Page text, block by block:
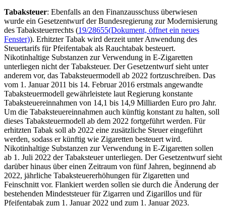
Tabaksteuer: Ebenfalls an den Finanzausschuss überwiesen
wurde ein Gesetzentwurf der Bundesregierung zur Modernisierung
des Tabaksteuerrechts (19/28655(Dokument, öffnet ein neues
Fenster)). Erhitzter Tabak wird derzeit unter Anwendung des
Steuertarifs für Pfeifentabak als Rauchtabak besteuert.
Nikotinhaltige Substanzen zur Verwendung in E-Zigaretten
unterliegen nicht der Tabaksteuer. Der Gesetzentwurf sieht unter
anderem vor, das Tabaksteuermodell ab 2022 fortzuschreiben. Das
vom 1. Januar 2011 bis 14. Februar 2016 erstmals angewandte
Tabaksteuermodell gewährleistete laut Regierung konstante
Tabaksteuereinnahmen von 14,1 bis 14,9 Milliarden Euro pro Jahr.
Um die Tabaksteuereinnahmen auch künftig konstant zu halten, soll
dieses Tabaksteuermodell ab dem 2022 fortgeführt werden. Für
erhitzten Tabak soll ab 2022 eine zusätzliche Steuer eingeführt
werden, sodass er künftig wie Zigaretten besteuert wird.
Nikotinhaltige Substanzen zur Verwendung in E-Zigaretten sollen
ab 1. Juli 2022 der Tabaksteuer unterliegen. Der Gesetzentwurf sieht
darüber hinaus über einen Zeitraum von fünf Jahren, beginnend ab
2022, jährliche Tabaksteuererhöhungen für Zigaretten und
Feinschnitt vor. Flankiert werden sollen sie durch die Änderung der
bestehenden Mindeststeuer für Zigarren und Zigarillos und für
Pfeifentabak zum 1. Januar 2022 und zum 1. Januar 2023.